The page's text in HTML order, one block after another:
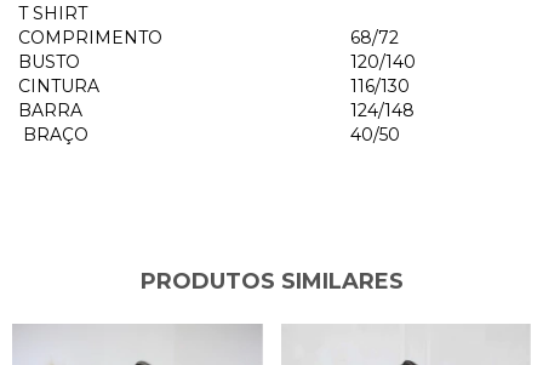
T SHIRT
COMPRIMENTO
68/72
BUSTO
120/140
CINTURA
116/130
BARRA
124/148
BRAÇO
40/50
PRODUTOS SIMILARES